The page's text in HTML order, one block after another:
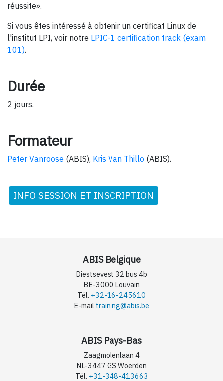
réussite».
Si vous êtes intéressé à obtenir un certificat Linux de
l'institut LPI, voir notre LPIC-1 certification track (exam
101).
Durée
2 jours.
Formateur
Peter Vanroose (ABIS), Kris Van Thillo (ABIS).
INFO SESSION ET INSCRIPTION
ABIS Belgique
Diestsevest 32 bus 4b
BE-3000 Louvain
Tél. +32-16-245610
E-mail training@abis.be
ABIS Pays-Bas
Zaagmolenlaan 4
NL-3447 GS Woerden
Tél. +31-348-413663